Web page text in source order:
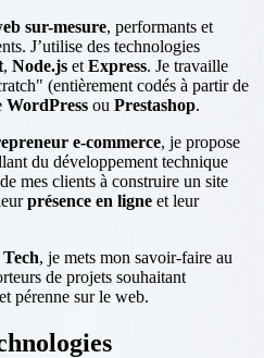
sur-mesure, performants et
J’utilise des technologies
, Node.js et Express. Je travaille
(entièrement codés à partir de
WordPress ou Prestashop.
e-commerce, je propose
du développement technique
mes clients à construire un site
présence en ligne et leur
, je mets mon savoir-faire au
de projets souhaitant
et pérenne sur le web.